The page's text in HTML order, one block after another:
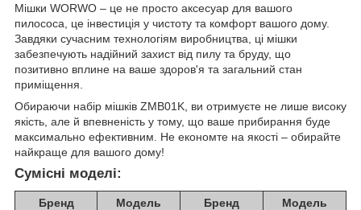
Мішки WORWO – це не просто аксесуар для вашого
пилососа, це інвестиція у чистоту та комфорт вашого дому.
Завдяки сучасним технологіям виробництва, ці мішки
забезпечують надійний захист від пилу та бруду, що
позитивно вплине на ваше здоров'я та загальний стан
приміщення.
Обираючи набір мішків ZMB01K, ви отримуєте не лише високу
якість, але й впевненість у тому, що ваше прибирання буде
максимально ефективним. Не економте на якості – обирайте
найкраще для вашого дому!
Сумісні моделі:
Бренд Модель Бренд
Модель